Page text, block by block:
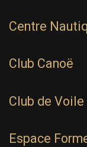
Centre
Club Canoë
Club de Voile
Espace